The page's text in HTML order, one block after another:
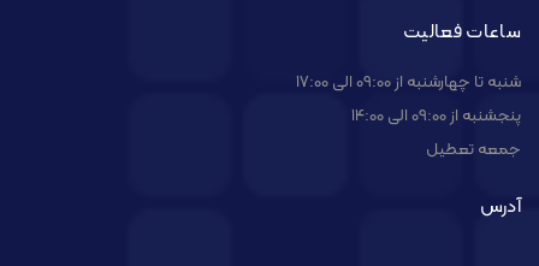
ساعات فعالیت
شنبه تا چهارشنبه از 09:00 الی 17:00
پنجشنبه از 09:00 الی 14:00
جمعه تعطیل
آدرس